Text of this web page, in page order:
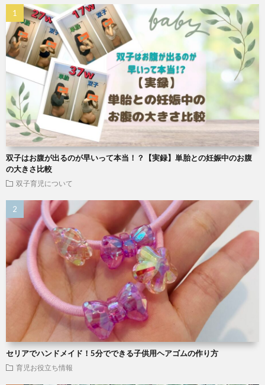
双子はお腹が出るのが早いって本当！？【実録】単胎との妊娠中のお腹
の大きさ比較
双子育児について
セリアでハンドメイド！5分でできる子供用ヘアゴムの作り方
育児お役立ち情報